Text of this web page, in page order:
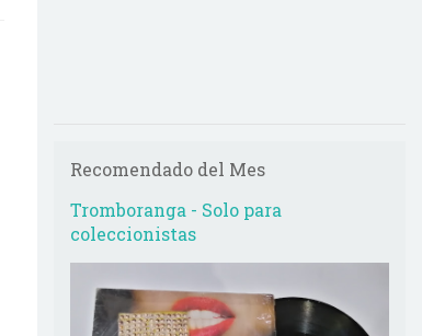
Recomendado del Mes
Tromboranga - Solo para
coleccionistas